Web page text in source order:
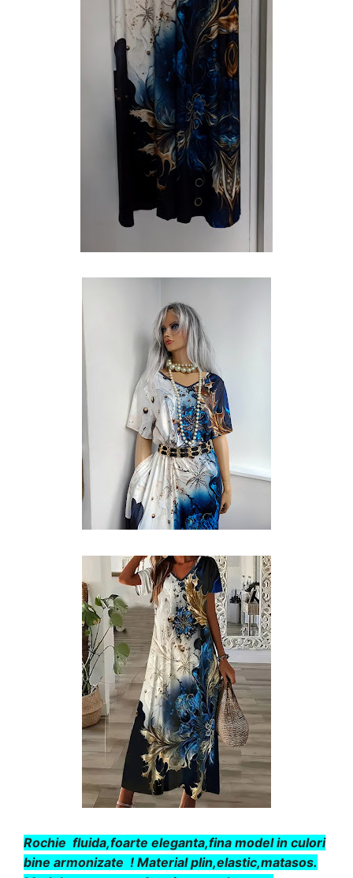
Rochie fluida,foarte eleganta,fina model in culori
bine armonizate ! Material plin,elastic,matasos.